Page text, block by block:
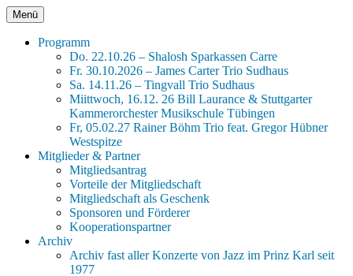
Zum
Inhalt
springen
Jazz im Prinz Karl
xxx Seit 45 Jahren Jazz für Tübingen xxx
Menü
Programm
Do. 22.10.26 – Shalosh Sparkassen Carre
Fr. 30.10.2026 – James Carter Trio Sudhaus
Sa. 14.11.26 – Tingvall Trio Sudhaus
Miittwoch, 16.12. 26 Bill Laurance & Stuttgarter
Kammerorchester Musikschule Tübingen
Fr, 05.02.27 Rainer Böhm Trio feat. Gregor Hübner
Westspitze
Mitglieder & Partner
Mitgliedsantrag
Vorteile der Mitgliedschaft
Mitgliedschaft als Geschenk
Sponsoren und Förderer
Kooperationspartner
Archiv
Archiv fast aller Konzerte von Jazz im Prinz Karl seit
1977